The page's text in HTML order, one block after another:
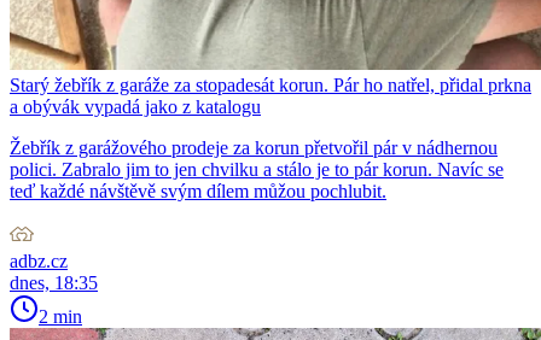
Starý žebřík z garáže za stopadesát korun. Pár ho natřel, přidal prkna
a obývák vypadá jako z katalogu
Žebřík z garážového prodeje za korun přetvořil pár v nádhernou
polici. Zabralo jim to jen chvilku a stálo je to pár korun. Navíc se
teď každé návštěvě svým dílem můžou pochlubit.
adbz.cz
dnes, 18:35
2 min